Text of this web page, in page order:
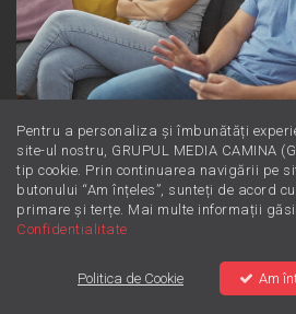
Dincolo de supărare:
iritare? Învață să le
Pentru a personaliza și îmbunătăți
site-ul nostru, GRUPUL MEDIA CAMINA
tip cookie. Prin continuarea navigării pe
butonului “Am înțeles”, sunteți de acord
primare și terțe. Mai multe informații
Confidentialitate
Politica de Cookie Am